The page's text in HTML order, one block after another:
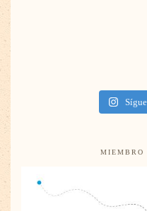
MIEMBRO